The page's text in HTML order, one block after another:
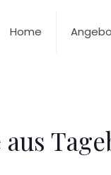
Home